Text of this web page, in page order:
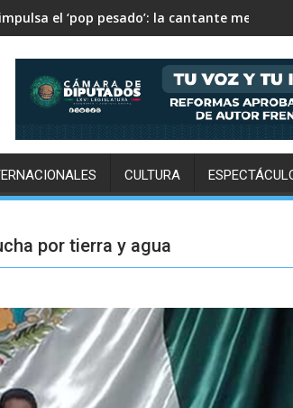
Crew supera 2-1 a Pachuca en la Leagues
CULTURA
por tierra y agua